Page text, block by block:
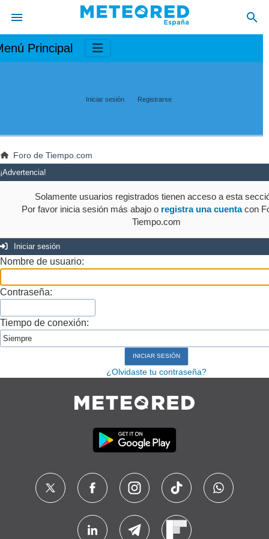
Principal
Iniciar sesión Registrarse
Foro de Tiempo.com
¡Advertencia!
Solamente usuarios registrados tienen acceso a esta
Por favor inicia sesión más abajo o registra una cuentacon
Tiempo.com
Iniciar sesión
Nombre de usuario:
Contraseña:
Tiempo de conexión:
¿Olvidaste tu contraseña?